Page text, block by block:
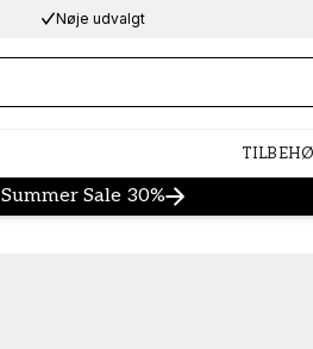
Nøje udvalgt
Summer Sale 30%